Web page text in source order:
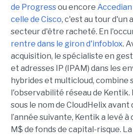
de Progressou encore
celle de Cisco, c'est au tour d'un
secteur d'être racheté. En
rentre dans le giron d'infoblox.
acquisition, le spécialiste en
et adresses IP (IPAM) dans les
hybrides et multicloud, combine
l'observabilité réseau de Kentik.
sous le nom de CloudHelix avant
l’année suivante, Kentik a levé à
M$ de fonds de capital-risque.